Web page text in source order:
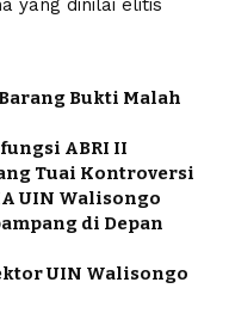
yang dinilai elitis
Bukti Malah
ABRI II
Tuai Kontroversi
UIN Walisongo
di Depan
UIN Walisongo